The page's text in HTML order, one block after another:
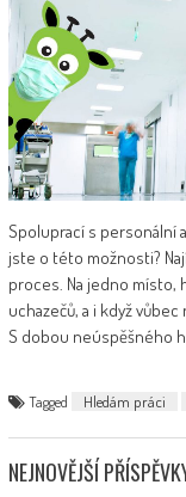
Spoluprací s personální
jste o této možnosti?
proces. Na jedno místo,
uchazečů, a i když
S dobou neúspěšného
Tagged Hledám práci
NEJNOVĚJŠÍ